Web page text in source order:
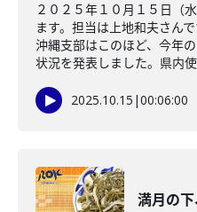
２０２５年１０月１５日（
ます。担当は上地和夫さん
沖縄支部はこのほど、今年
状況を発表しました。県内
2025.10.15 |00:06:00
満月の